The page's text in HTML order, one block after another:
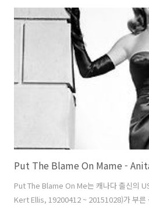
Put The Blame On Mame -
Put The Blame On Me는 캐나다 출신의
Kert Ellis, 19200412 ~ 20151028)가 부른